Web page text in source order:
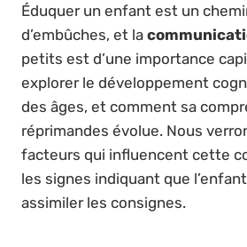
Éduquer un enfant est un
d’embûches, et la
petits est d’une importance
explorer le développement
des âges, et comment sa
réprimandes évolue. Nous
facteurs qui influencent cette
les signes indiquant que
assimiler les consignes.